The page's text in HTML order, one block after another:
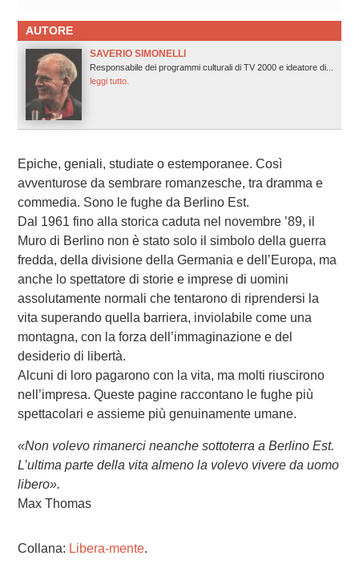
AUTORE
SAVERIO SIMONELLI
Responsabile dei programmi culturali di TV 2000 e ideatore di...
leggi tutto.
Epiche, geniali, studiate o estemporanee. Così
avventurose da sembrare romanzesche, tra dramma e
commedia. Sono le fughe da Berlino Est.
Dal 1961 fino alla storica caduta nel novembre ’89, il
Muro di Berlino non è stato solo il simbolo della guerra
fredda, della divisione della Germania e dell’Europa, ma
anche lo spettatore di storie e imprese di uomini
assolutamente normali che tentarono di riprendersi la
vita superando quella barriera, inviolabile come una
montagna, con la forza dell’immaginazione e del
desiderio di libertà.
Alcuni di loro pagarono con la vita, ma molti riuscirono
nell’impresa. Queste pagine raccontano le fughe più
spettacolari e assieme più genuinamente umane.
«Non volevo rimanerci neanche sottoterra a Berlino Est.
L’ultima parte della vita almeno la volevo vivere da uomo
libero».
Max Thomas
Collana: Libera-mente.